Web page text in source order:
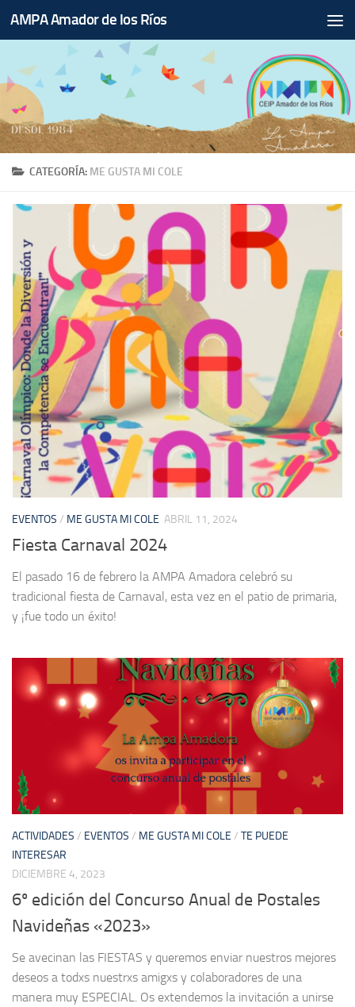
Saltar al contenido
AMPA Amador de los Ríos
CATEGORÍA: ME GUSTA MI COLE
EVENTOS / ME GUSTA MI COLE ABRIL 11, 2024
Fiesta Carnaval 2024
El pasado 16 de febrero la AMPA Amadora celebró su
tradicional fiesta de Carnaval, esta vez en el patio de primaria,
y ¡fue todo un éxito!
ACTIVIDADES / EVENTOS / ME GUSTA MI COLE / TE PUEDE
INTERESAR
DICIEMBRE 4, 2023
6º edición del Concurso Anual de Postales
Navideñas «2023»
Se avecinan las FIESTAS y queremos enviar nuestros mejores
deseos a todxs nuestrxs amigxs y colaboradores de una
manera muy ESPECIAL. Os extendemos la invitación a unirse